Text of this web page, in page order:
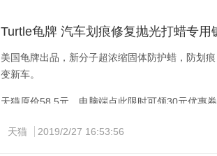
Turtle龟牌 汽车划痕修复抛光打蜡专用
美国龟牌出品，新分子超浓缩固体防护蜡，防划
变新车。
天猫原价58.5元，电脑端点此限时可领30元优惠
手机端复制标题淘口令，打开手机淘宝即可查看
天猫 2019/2/27 16:53:56